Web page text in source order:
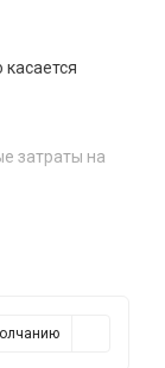
затраты на